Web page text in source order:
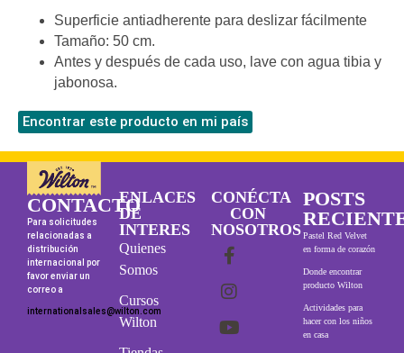
Superficie antiadherente para deslizar fácilmente
Tamaño: 50 cm.
Antes y después de cada uso, lave con agua tibia y
jabonosa.
Encontrar este producto en mi país
CONTACTO
Para solicitudes
relacionadas a
distribución
internacional por
favor enviar un
correo a
internationalsales@wilton.com
ENLACES
DE
INTERES
Quienes
Somos
Cursos
Wilton
CONÉCTA
CON
NOSOTROS
POSTS
Pastel Red Velvet
en forma de corazón
Donde encontrar
producto Wilton
Actividades para
hacer con los niños
en casa